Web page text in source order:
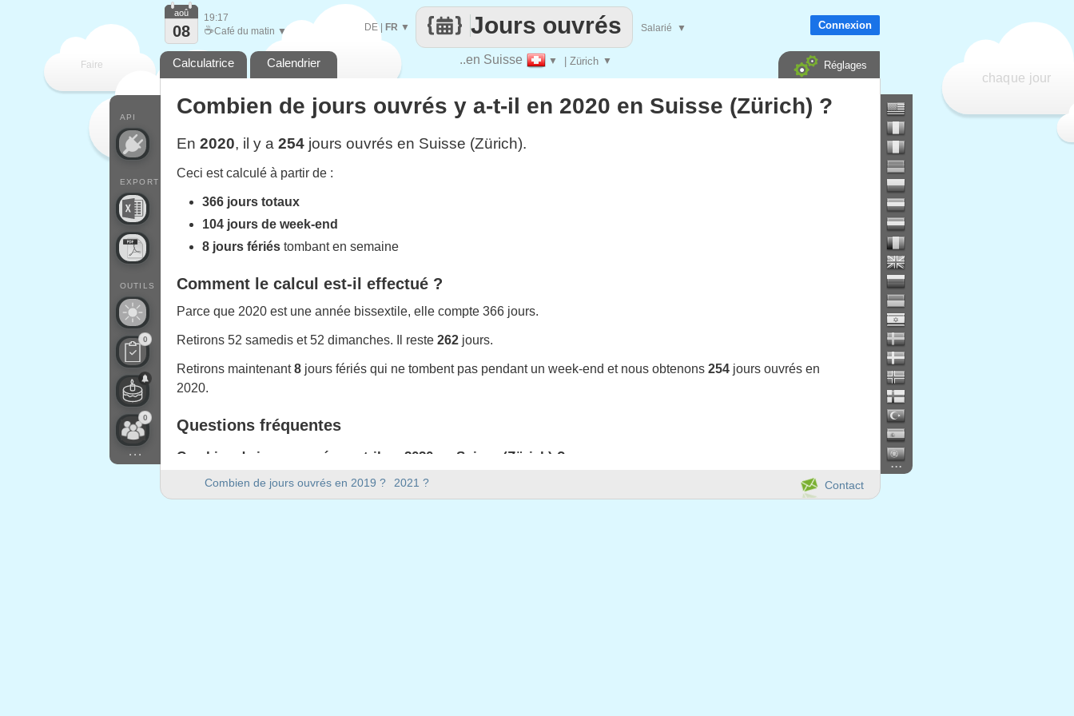
Faire
que
chaque jour
..en Suisse ▼ | Zürich ▼
Jours ouvrés
DE| FR ▼ Salarié ▼
API
EXPORT
OUTILS
0
0
...
aoû
08
19:17
☕Café du matin ▼ Connexion
Calculatrice Calendrier Réglages
Combien de jours ouvrés en 2019 ? 2021 ?
...
Contact
Combien de jours ouvrés y a-t-il en 2020 en Suisse (Zürich) ?
En 2020, il y a 254 jours ouvrés en Suisse (Zürich).
Ceci est calculé à partir de :
366 jours totaux
104 jours de week-end
8 jours fériés tombant en semaine
Comment le calcul est-il effectué ?
Parce que 2020 est une année bissextile, elle compte 366 jours.
Retirons 52 samedis et 52 dimanches. Il reste 262 jours.
Retirons maintenant8 jours fériés qui ne tombent pas pendant un week-end et nous obtenons 254 jours ouvrés en
2020.
Questions fréquentes
Combien de jours ouvrés y a-t-il en 2020 en Suisse (Zürich) ?
Il y a 254 jours ouvrés en 2020 en Suisse (Zürich).